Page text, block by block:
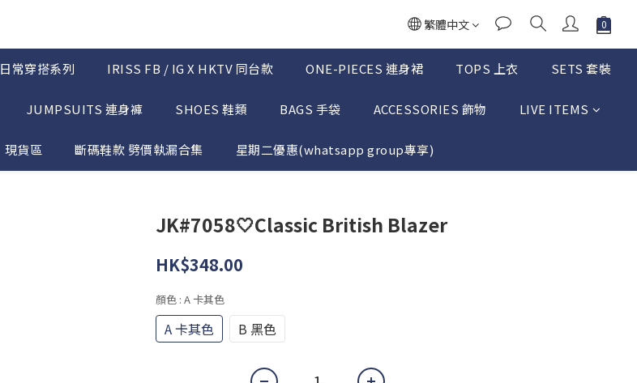
繁體中文
日常穿搭系列 IRISS FB / IG X HKTV 同台款 ONE-PIECES 連身裙 TOPS 上衣 SETS 套裝
JUMPSUITS 連身褲 SHOES 鞋類 BAGS 手袋 ACCESSORIES 飾物 LIVE ITEMS
現貨區 斷碼鞋款 劈價執漏合集 星期二優惠(whatsapp group專享)
JK#7058🤍Classic British Blazer
HK$348.00
顏色 : A 卡其色
A 卡其色 B 黑色